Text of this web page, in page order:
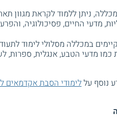
ניתן ללמוד לקראת מגוון
מדעי החיים, פסיכולוגיה,
במכללה מסלולי לימוד
כמו מדעי הטבע, אנגלית, ספרות,
נוסף עללימודי הסבת אקדמאים